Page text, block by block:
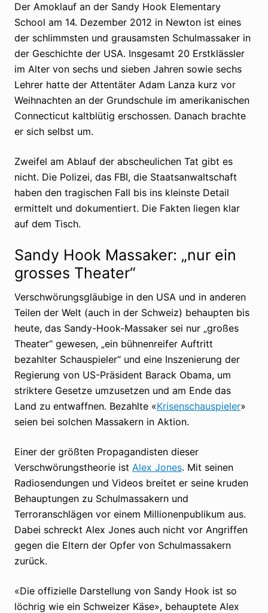
Der Amoklauf an der Sandy Hook Elementary
School am 14. Dezember 2012 in Newton ist eines
der schlimmsten und grausamsten Schulmassaker in
der Geschichte der USA. Insgesamt 20 Erstklässler
im Alter von sechs und sieben Jahren sowie sechs
Lehrer hatte der Attentäter Adam Lanza kurz vor
Weihnachten an der Grundschule im amerikanischen
Connecticut kaltblütig erschossen. Danach brachte
er sich selbst um.
Zweifel am Ablauf der abscheulichen Tat gibt es
nicht. Die Polizei, das FBI, die Staatsanwaltschaft
haben den tragischen Fall bis ins kleinste Detail
ermittelt und dokumentiert. Die Fakten liegen klar
auf dem Tisch.
Sandy Hook Massaker: „nur ein
grosses Theater“
Verschwörungsgläubige in den USA und in anderen
Teilen der Welt (auch in der Schweiz) behaupten bis
heute, das Sandy-Hook-Massaker sei nur „großes
Theater“ gewesen, „ein bühnenreifer Auftritt
bezahlter Schauspieler“ und eine Inszenierung der
Regierung von US-Präsident Barack Obama, um
striktere Gesetze umzusetzen und am Ende das
Land zu entwaffnen. Bezahlte «Krisenschauspieler»
seien bei solchen Massakern in Aktion.
Einer der größten Propagandisten dieser
Verschwörungstheorie ist Alex Jones. Mit seinen
Radiosendungen und Videos breitet er seine kruden
Behauptungen zu Schulmassakern und
Terroranschlägen vor einem Millionenpublikum aus.
Dabei schreckt Alex Jones auch nicht vor Angriffen
gegen die Eltern der Opfer von Schulmassakern
zurück.
«Die offizielle Darstellung von Sandy Hook ist so
löchrig wie ein Schweizer Käse», behauptete Alex